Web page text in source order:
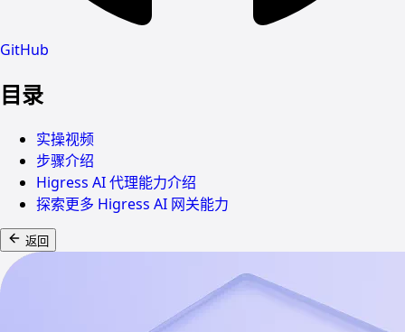
GitHub
目录
实操视频
步骤介绍
Higress AI 代理能力介绍
探索更多 Higress AI 网关能力
返回